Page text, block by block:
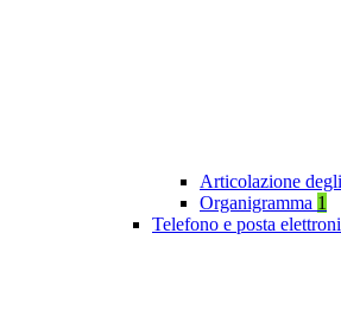
Articolazione
Organigramma 1
Telefono e posta